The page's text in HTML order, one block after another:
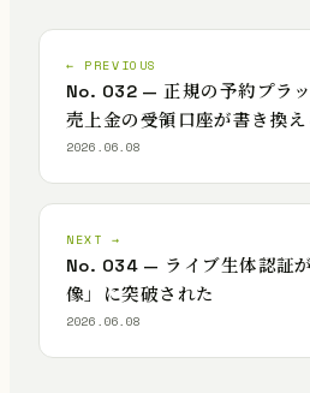
← PREVIOUS
No. 032 — 正規の予約プラッ
売上金の受領口座が書き換え
2026.06.08
NEXT →
No. 034 — ライブ生体認証
像」に突破された
2026.06.08